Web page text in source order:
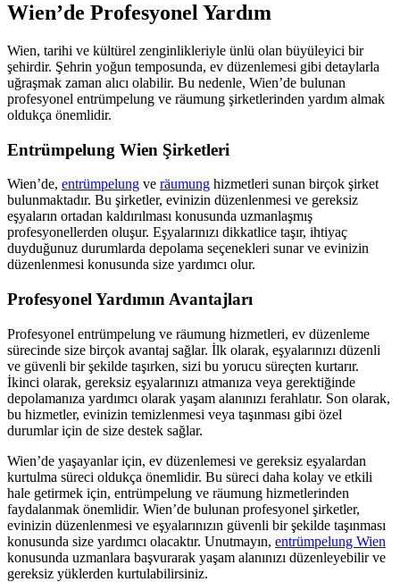
Wien’de Profesyonel Yardım
Wien, tarihi ve kültürel zenginlikleriyle ünlü olan büyüleyici bir
şehirdir. Şehrin yoğun temposunda, ev düzenlemesi gibi detaylarla
uğraşmak zaman alıcı olabilir. Bu nedenle, Wien’de bulunan
profesyonel entrümpelung ve räumung şirketlerinden yardım almak
oldukça önemlidir.
Entrümpelung Wien Şirketleri
Wien’de, entrümpelung ve räumung hizmetleri sunan birçok şirket
bulunmaktadır. Bu şirketler, evinizin düzenlenmesi ve gereksiz
eşyaların ortadan kaldırılması konusunda uzmanlaşmış
profesyonellerden oluşur. Eşyalarınızı dikkatlice taşır, ihtiyaç
duyduğunuz durumlarda depolama seçenekleri sunar ve evinizin
düzenlenmesi konusunda size yardımcı olur.
Profesyonel Yardımın Avantajları
Profesyonel entrümpelung ve räumung hizmetleri, ev düzenleme
sürecinde size birçok avantaj sağlar. İlk olarak, eşyalarınızı düzenli
ve güvenli bir şekilde taşırken, sizi bu yorucu süreçten kurtarır.
İkinci olarak, gereksiz eşyalarınızı atmanıza veya gerektiğinde
depolamanıza yardımcı olarak yaşam alanınızı ferahlatır. Son olarak,
bu hizmetler, evinizin temizlenmesi veya taşınması gibi özel
durumlar için de size destek sağlar.
Wien’de yaşayanlar için, ev düzenlemesi ve gereksiz eşyalardan
kurtulma süreci oldukça önemlidir. Bu süreci daha kolay ve etkili
hale getirmek için, entrümpelung ve räumung hizmetlerinden
faydalanmak önemlidir. Wien’de bulunan profesyonel şirketler,
evinizin düzenlenmesi ve eşyalarınızın güvenli bir şekilde taşınması
konusunda size yardımcı olacaktır. Unutmayın, entrümpelung Wien
konusunda uzmanlara başvurarak yaşam alanınızı düzenleyebilir ve
gereksiz yüklerden kurtulabilirsiniz.